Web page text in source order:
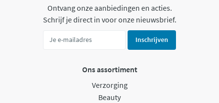
Ontvang onze aanbiedingen en acties.
Schrijf je direct in voor onze nieuwsbrief.
Inschrijven
Ons assortiment
Verzorging
Beauty